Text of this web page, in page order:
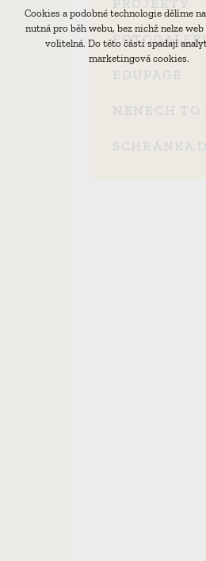
Přijmout všechny cookies
Odmítnout vše
Cookies a podobné technologie dělíme
nutná pro běh webu, bez nichž nelze
volitelná. Do této části spadají
marketingová cookies.